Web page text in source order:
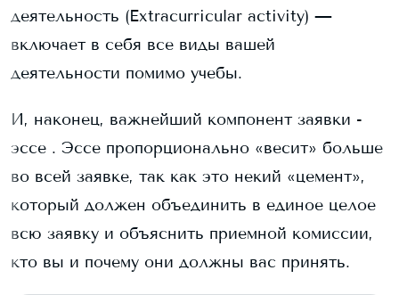
деятельность (Extracurricular activity) —
включает в себя все виды вашей
деятельности помимо учебы.
И, наконец, важнейший компонент заявки -
эссе . Эссе пропорционально «весит» больше
во всей заявке, так как это некий «цемент»,
который должен объединить в единое целое
всю заявку и объяснить приемной комиссии,
кто вы и почему они должны вас принять.